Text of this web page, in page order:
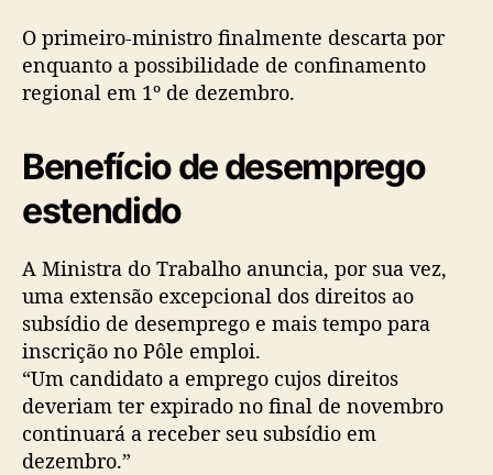
O primeiro-ministro finalmente descarta por
enquanto a possibilidade de confinamento
regional em 1º de dezembro.
Benefício de desemprego
estendido
A Ministra do Trabalho anuncia, por sua vez,
uma extensão excepcional dos direitos ao
subsídio de desemprego e mais tempo para
inscrição no Pôle emploi.
“Um candidato a emprego cujos direitos
deveriam ter expirado no final de novembro
continuará a receber seu subsídio em
dezembro.”